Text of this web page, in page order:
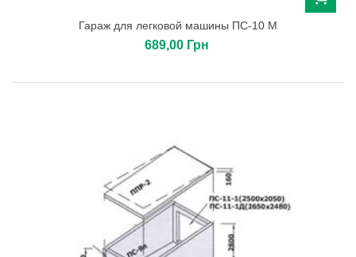
Гараж для легковой машины ПС-10 М
689,00 Грн